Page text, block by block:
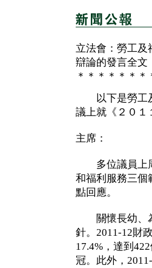
立法會：勞工及
辯論的發言全文
＊＊＊＊＊＊
以下是勞工及
議上就《２０１
主席：
多位議員上周
和福利服務三個
點回應。
關懷長幼、為
針。2011-12財
17.4%，達到
冠。此外，